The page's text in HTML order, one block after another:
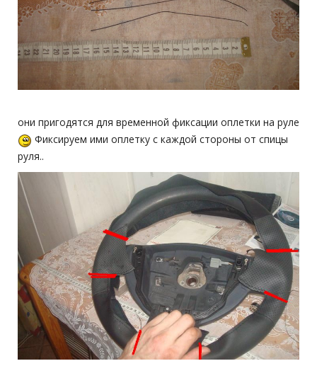
они пригодятся для временной фиксации оплетки на руле
Фиксируем ими оплетку с каждой стороны от спицы
руля..